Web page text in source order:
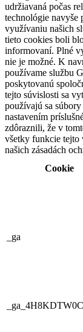
udržiavaná počas
technológie navyše
využívaniu našich
tieto cookies boli
informovaní. Plné
nie je možné. K
používame službu
poskytovanú
tejto súvislosti sa
používajú sa
nastavením
zdôraznili, že v
všetky funkcie tejto
našich zásadách
Cookie
_ga